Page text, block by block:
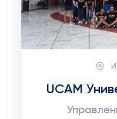
UCAM